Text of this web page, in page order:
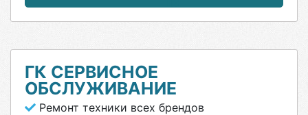
ГК СЕРВИСНОЕ
ОБСЛУЖИВАНИЕ
Ремонт техники всех брендов